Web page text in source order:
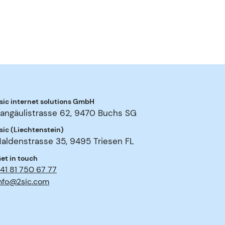
internet solutions GmbH
62, 9470 Buchs SG
(Liechtenstein)
35, 9495 Triesen FL
in touch
81 750 67 77